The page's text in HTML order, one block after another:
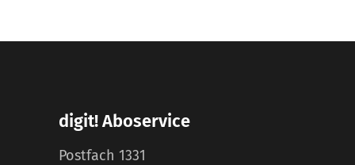
digit! Aboservice
Postfach 1331